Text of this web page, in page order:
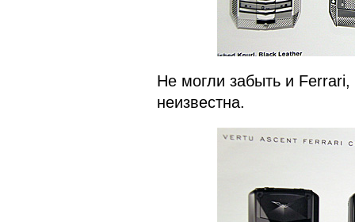
Не могли забыть и Ferrari,
неизвестна.